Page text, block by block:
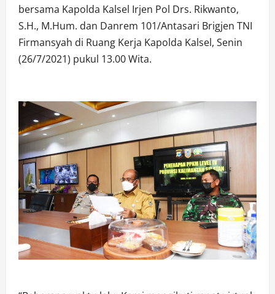
bersama Kapolda Kalsel Irjen Pol Drs. Rikwanto,
S.H., M.Hum. dan Danrem 101/Antasari Brigjen TNI
Firmansyah di Ruang Kerja Kapolda Kalsel, Senin
(26/7/2021) pukul 13.00 Wita.